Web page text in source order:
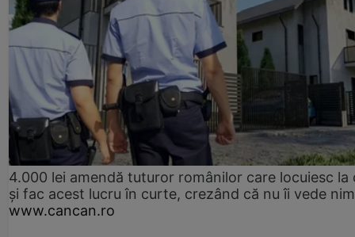
4.000 lei amendă tuturor românilor care locuiesc la
și fac acest lucru în curte, crezând că nu îi vede
www.cancan.ro